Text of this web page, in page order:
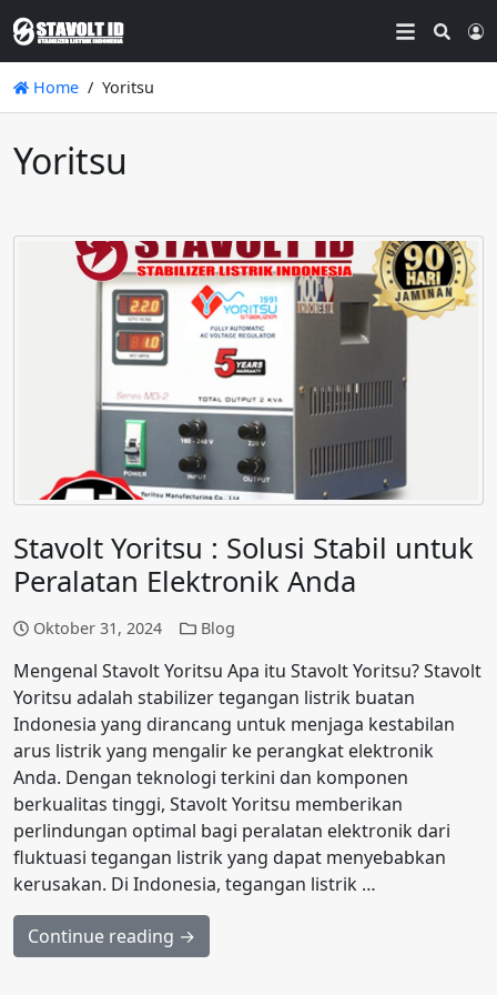
Home Yoritsu
Yoritsu
Stavolt Yoritsu : Solusi Stabil untuk
Peralatan Elektronik Anda
Oktober 31, 2024 Blog
Mengenal Stavolt Yoritsu Apa itu Stavolt Yoritsu? Stavolt
Yoritsu adalah stabilizer tegangan listrik buatan
Indonesia yang dirancang untuk menjaga kestabilan
arus listrik yang mengalir ke perangkat elektronik
Anda. Dengan teknologi terkini dan komponen
berkualitas tinggi, Stavolt Yoritsu memberikan
perlindungan optimal bagi peralatan elektronik dari
fluktuasi tegangan listrik yang dapat menyebabkan
kerusakan. Di Indonesia, tegangan listrik …
Continue reading →